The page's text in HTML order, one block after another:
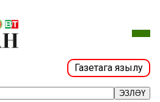
Газетага язылу
ЭЗЛӘҮ